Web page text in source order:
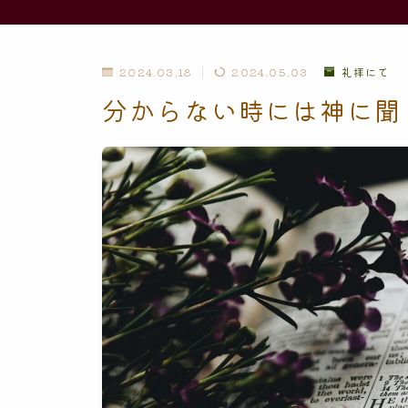
2024.03.18 2024.05.03 礼拝にて
分からない時には神に